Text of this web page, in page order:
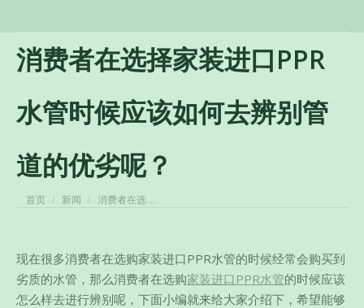
消费者在选择家装进口PPR
水管时候应该如何去辨别管
道的优劣呢？
您在这里：
首页 新闻 消费者在选…
现在很多消费者在选购家装进口PPR水管的时候经常会购买到
劣质的水管，那么消费者在选购家装进口PPR水管的时候应该
怎么样去进行辨别呢，下面小编就来给大家介绍下，希望能够